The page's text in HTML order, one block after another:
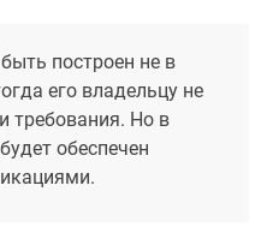
построен не в
его владельцу не
требования. Но в
обеспечен